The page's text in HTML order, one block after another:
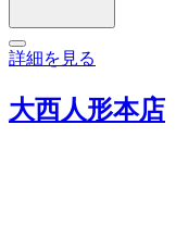
詳細を見る
大西人形本店